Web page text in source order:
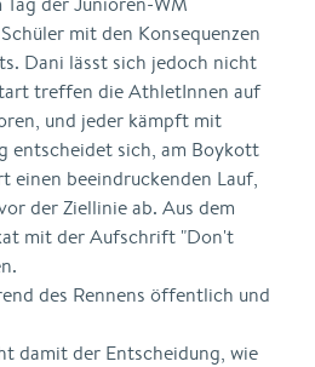
mit den Konsequenzen
Dani lässt sich jedoch nicht
treffen die AthletInnen auf
und jeder kämpft mit
entscheidet sich, am Boykott
einen beeindruckenden Lauf,
der Ziellinie ab. Aus dem
mit der Aufschrift "Don't
des Rennens öffentlich und
damit der Entscheidung, wie